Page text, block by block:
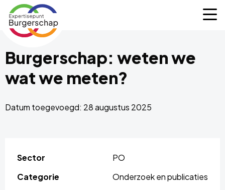
Expertisepunt
Burgerschap
Burgerschap: weten we
wat we meten?
Datum toegevoegd: 28 augustus 2025
Sector
PO
Categorie
Onderzoek en publicaties